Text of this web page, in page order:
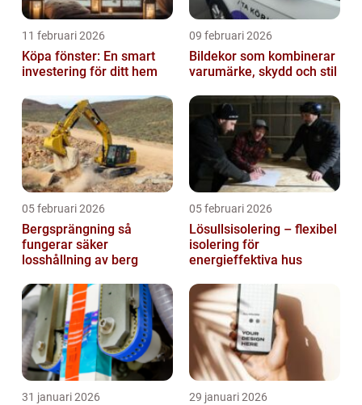
11 februari 2026
Köpa fönster: En smart
investering för ditt hem
09 februari 2026
Bildekor som kombinerar
varumärke, skydd och stil
05 februari 2026
Bergsprängning så
fungerar säker
losshållning av berg
05 februari 2026
Lösullsisolering – flexibel
isolering för
energieffektiva hus
31 januari 2026 29 januari 2026